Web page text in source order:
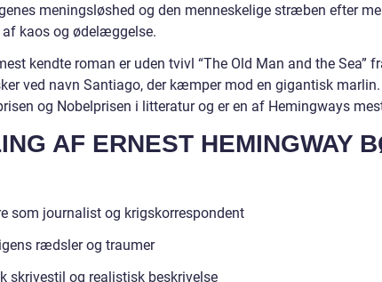
meningsløshed og den menneskelige stræben efter
kaos og ødelæggelse.
kendte roman er uden tvivl “The Old Man and the Sea”
ved navn Santiago, der kæmper mod en gigantisk marlin.
og Nobelprisen i litteratur og er en af Hemingways
AF ERNEST HEMINGWAY
som journalist og krigskorrespondent
rædsler og traumer
skrivestil og realistisk beskrivelse